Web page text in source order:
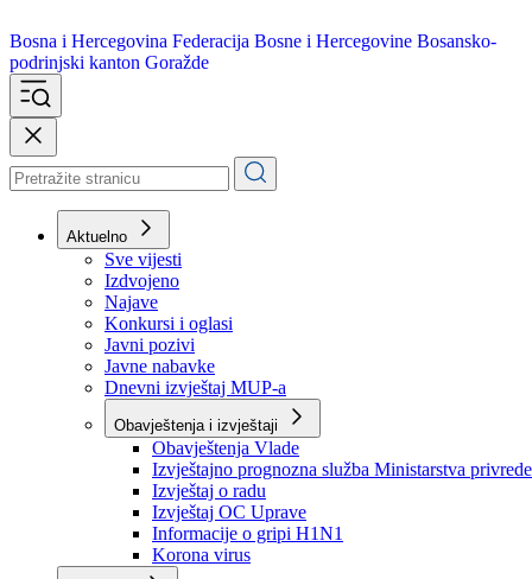
Bosna i Hercegovina
podrinjski kanton Goražde
Aktuelno
Sve vijesti
Izdvojeno
Najave
Konkursi i oglasi
Javni pozivi
Javne nabavke
Dnevni izvještaj MUP-a
Obavještenja i izvještaji
Obavještenja Vlade
Izvještajno prognozna služba Ministarstva privrede
Izvještaj o radu